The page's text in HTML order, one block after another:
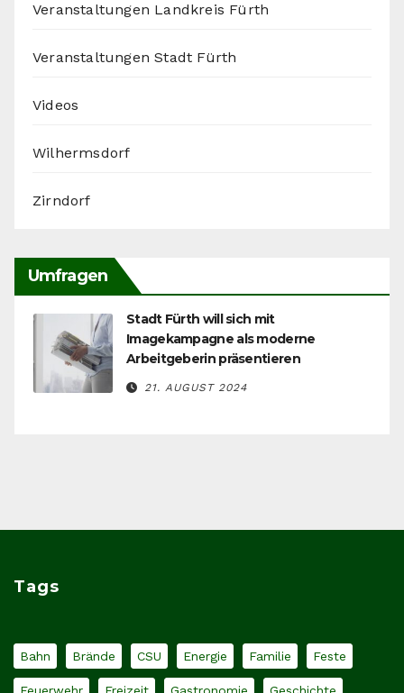
Veranstaltungen Landkreis Fürth
Veranstaltungen Stadt Fürth
Videos
Wilhermsdorf
Zirndorf
Umfragen
Stadt Fürth will sich mit
Imagekampagne als moderne
Arbeitgeberin präsentieren
21. AUGUST 2024
Tags
Bahn Brände CSU Energie Familie Feste